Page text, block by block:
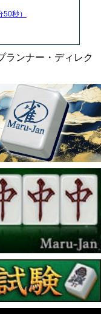
50秒）
ランナー・ディレク